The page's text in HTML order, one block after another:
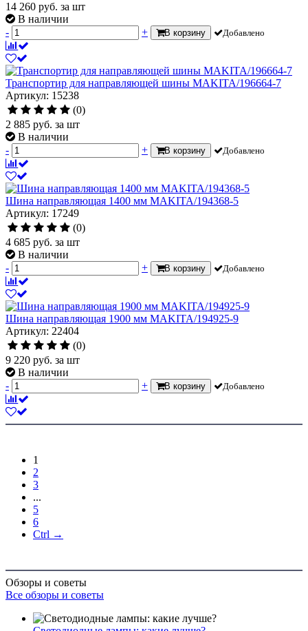
14 260 руб. за шт
В наличии
-
+ В корзину Добавлено
Транспортир для направляющей шины MAKITA/196664-7
Артикул: 15238
(0)
2 885 руб. за шт
В наличии
-
+ В корзину Добавлено
Шина направляющая 1400 мм MAKITA/194368-5
Артикул: 17249
(0)
4 685 руб. за шт
В наличии
-
+ В корзину Добавлено
Шина направляющая 1900 мм MAKITA/194925-9
Артикул: 22404
(0)
9 220 руб. за шт
В наличии
-
+ В корзину Добавлено
1
2
3
...
5
6
Ctrl →
Обзоры и советы
Все обзоры и советы